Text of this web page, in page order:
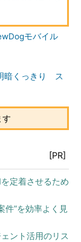
モバイル
暗くっきり ス
す
[PR]
定着させるため
件”を効率よく見
ント活用のリス